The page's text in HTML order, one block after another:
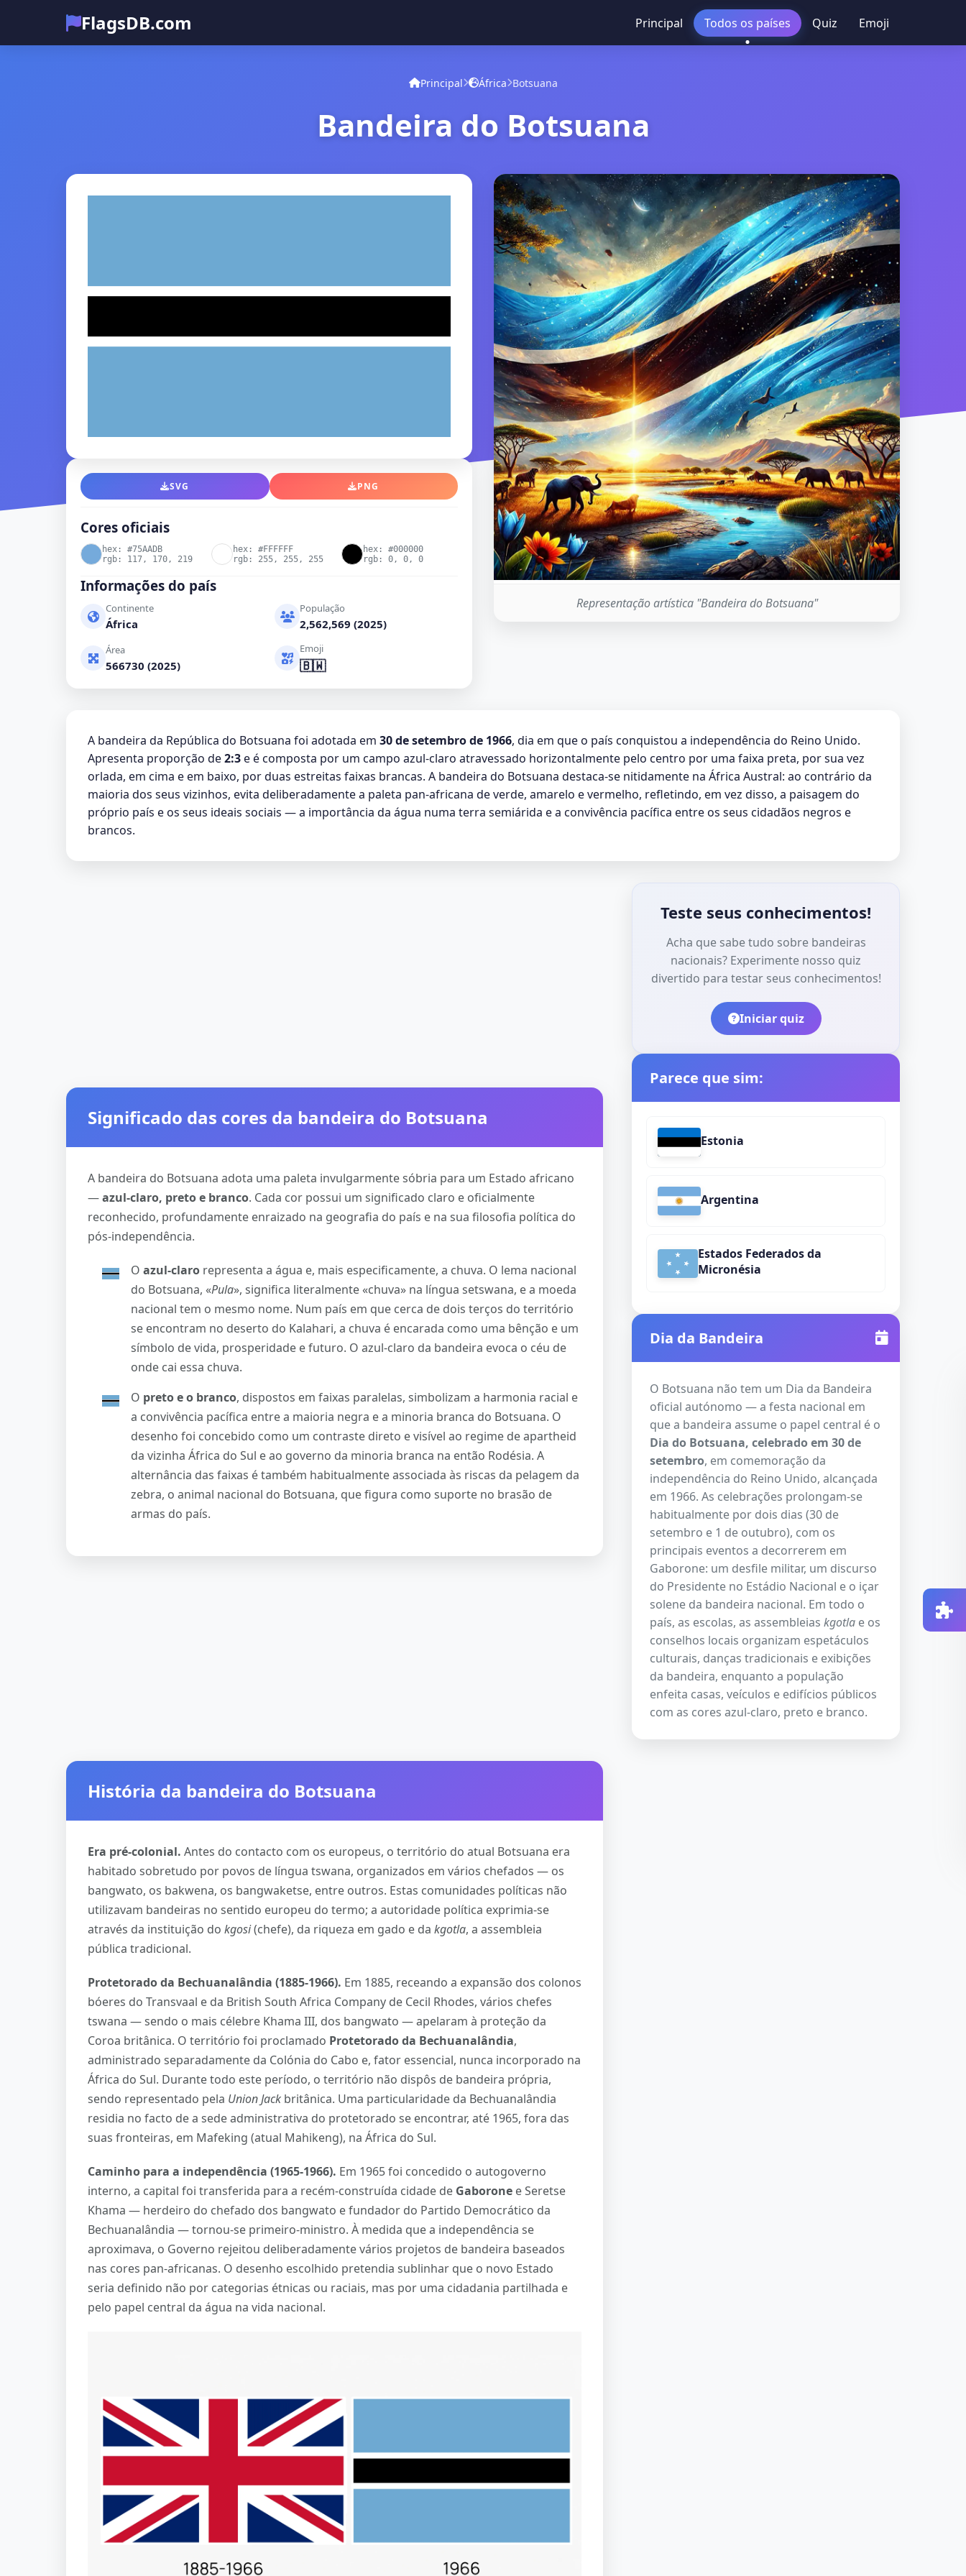
FlagsDB.com Principal Todos os países Quiz Emoji
Principal África Botsuana
Bandeira do Botsuana
SVG PNG
Cores oficiais
hex: #75AADB
rgb: 117, 170, 219
hex: #FFFFFF
rgb: 255, 255, 255
hex: #000000
rgb: 0, 0, 0
Informações do país
Continente
África
População
2,562,569 (2025)
Área
566730 (2025)
Emoji
🇧🇼
Representação artística "Bandeira do Botsuana"
A bandeira da República do Botsuana foi adotada em 30 de setembro de 1966, dia em que o país conquistou a independência do Reino Unido.
Apresenta proporção de2:3e é composta por um campo azul-claro atravessado horizontalmente pelo centro por uma faixa preta, por sua vez
orlada, em cima e em baixo, por duas estreitas faixas brancas. A bandeira do Botsuana destaca-se nitidamente na África Austral: ao contrário da
maioria dos seus vizinhos, evita deliberadamente a paleta pan-africana de verde, amarelo e vermelho, refletindo, em vez disso, a paisagem do
próprio país e os seus ideais sociais — a importância da água numa terra semiárida e a convivência pacífica entre os seus cidadãos negros e
brancos.
Significado das cores da bandeira do Botsuana
A bandeira do Botsuana adota uma paleta invulgarmente sóbria para um Estado africano
—azul-claro, preto e branco. Cada cor possui um significado claro e oficialmente
reconhecido, profundamente enraizado na geografia do país e na sua filosofia política do
pós-independência.
O azul-claro representa a água e, mais especificamente, a chuva. O lema nacional
do Botsuana, «Pula», significa literalmente «chuva» na língua setswana, e a moeda
nacional tem o mesmo nome. Num país em que cerca de dois terços do território
se encontram no deserto do Kalahari, a chuva é encarada como uma bênção e um
símbolo de vida, prosperidade e futuro. O azul-claro da bandeira evoca o céu de
onde cai essa chuva.
O preto e o branco, dispostos em faixas paralelas, simbolizam a harmonia racial e
a convivência pacífica entre a maioria negra e a minoria branca do Botsuana. O
desenho foi concebido como um contraste direto e visível ao regime de apartheid
da vizinha África do Sul e ao governo da minoria branca na então Rodésia. A
alternância das faixas é também habitualmente associada às riscas da pelagem da
zebra, o animal nacional do Botsuana, que figura como suporte no brasão de
armas do país.
História da bandeira do Botsuana
Era pré-colonial. Antes do contacto com os europeus, o território do atual Botsuana era
habitado sobretudo por povos de língua tswana, organizados em vários chefados — os
bangwato, os bakwena, os bangwaketse, entre outros. Estas comunidades políticas não
utilizavam bandeiras no sentido europeu do termo; a autoridade política exprimia-se
através da instituição do kgosi(chefe), da riqueza em gado e da kgotla, a assembleia
pública tradicional.
Protetorado da Bechuanalândia (1885-1966). Em 1885, receando a expansão dos colonos
bóeres do Transvaal e da British South Africa Company de Cecil Rhodes, vários chefes
tswana — sendo o mais célebre Khama III, dos bangwato — apelaram à proteção da
Coroa britânica. O território foi proclamado Protetorado da Bechuanalândia,
administrado separadamente da Colónia do Cabo e, fator essencial, nunca incorporado na
África do Sul. Durante todo este período, o território não dispôs de bandeira própria,
sendo representado pela Union Jack britânica. Uma particularidade da Bechuanalândia
residia no facto de a sede administrativa do protetorado se encontrar, até 1965, fora das
suas fronteiras, em Mafeking (atual Mahikeng), na África do Sul.
Caminho para a independência (1965-1966). Em 1965 foi concedido o autogoverno
interno, a capital foi transferida para a recém-construída cidade de Gaborone e Seretse
Khama — herdeiro do chefado dos bangwato e fundador do Partido Democrático da
Bechuanalândia — tornou-se primeiro-ministro. À medida que a independência se
aproximava, o Governo rejeitou deliberadamente vários projetos de bandeira baseados
nas cores pan-africanas. O desenho escolhido pretendia sublinhar que o novo Estado
seria definido não por categorias étnicas ou raciais, mas por uma cidadania partilhada e
pelo papel central da água na vida nacional.
Teste seus conhecimentos!
Acha que sabe tudo sobre bandeiras
nacionais? Experimente nosso quiz
divertido para testar seus conhecimentos!
Iniciar quiz
Parece que sim:
Estonia
Argentina
Estados Federados da
Micronésia
Dia da Bandeira
O Botsuana não tem um Dia da Bandeira
oficial autónomo — a festa nacional em
que a bandeira assume o papel central é o
Dia do Botsuana, celebrado em 30 de
setembro, em comemoração da
independência do Reino Unido, alcançada
em 1966. As celebrações prolongam-se
habitualmente por dois dias (30 de
setembro e 1 de outubro), com os
principais eventos a decorrerem em
Gaborone: um desfile militar, um discurso
do Presidente no Estádio Nacional e o içar
solene da bandeira nacional. Em todo o
país, as escolas, as assembleias kgotla e os
conselhos locais organizam espetáculos
culturais, danças tradicionais e exibições
da bandeira, enquanto a população
enfeita casas, veículos e edifícios públicos
com as cores azul-claro, preto e branco.